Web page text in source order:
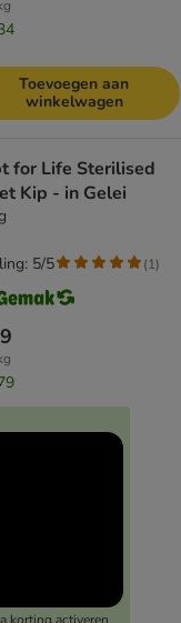
Toevoegen aan
winkelwagen
for Life Sterilised
Kip - in Gelei
5/5 (1)